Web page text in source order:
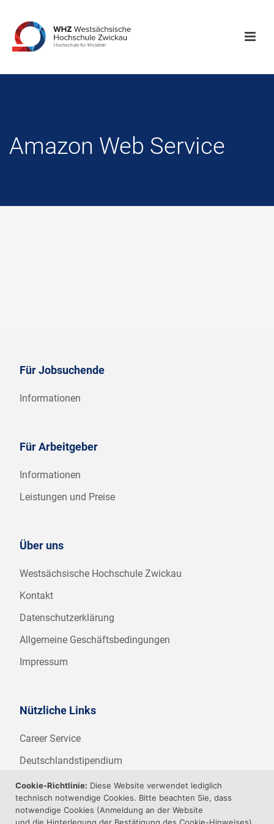
Amazon Web Service
Für Jobsuchende
Informationen
Für Arbeitgeber
Informationen
Leistungen und Preise
Über uns
Westsächsische Hochschule Zwickau
Kontakt
Datenschutzerklärung
Allgemeine Geschäftsbedingungen
Impressum
Nützliche Links
Career Service
Deutschlandstipendium
WHZ Firmenstipendium
Weitere Angebote der WHZ
Cookie-Richtlinie: Diese Website verwendet lediglich
technisch notwendige Cookies. Bitte beachten Sie, dass
notwendige Cookies (Anmeldung an der Website